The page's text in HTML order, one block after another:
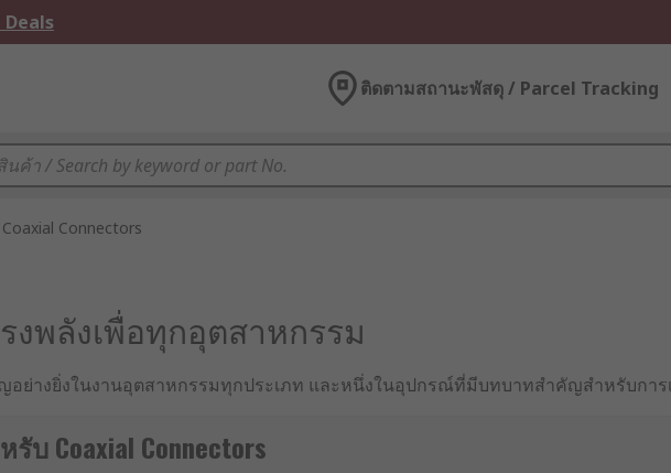
ติดตามสถานะพัสดุ / Parcel Tracking
Coaxial Connectors
งพลังเพื่อทุกอุตสาหกรรม
อย่างยิ่งในงานอุตสาหกรรมทุกประเภท และหนึ่งในอุปกรณ์ที่มีบทบาทสำคัญสำหรับก
บ Coaxial Connectors